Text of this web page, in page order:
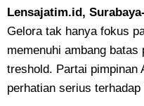
Lensajatim.id, Surabaya-
Gelora tak hanya fokus
memenuhi ambang
treshold. Partai pimpinan
perhatian serius